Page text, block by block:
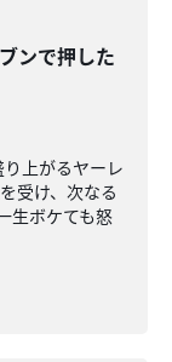
ンで押した
上がるヤーレ
受け、次なる
生ボケても怒